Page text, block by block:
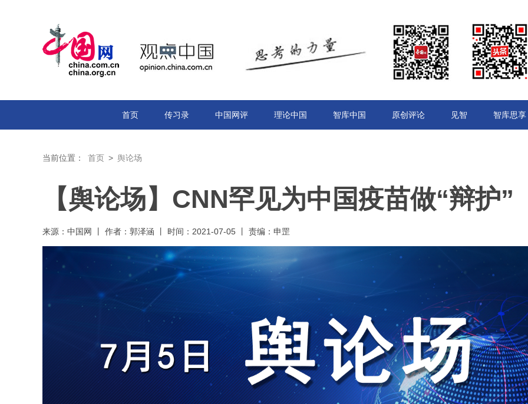
首页 传习录 中国网评 理论中国 智库中国 原创评论 见智 智库思享
当前位置： 首页 > 舆论场
【舆论场】CNN罕见为中国疫苗做“辩护”
来源：中国网 丨 作者：郭泽涵 丨 时间：2021-07-05 丨 责编：申罡